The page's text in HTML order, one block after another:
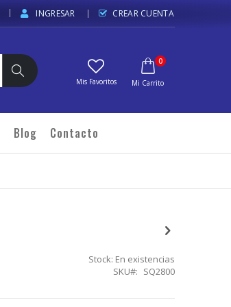
INGRESAR CREAR CUENTA
Carrito
0elementos
Blog Contacto
Stock: En existencias
SKU
SQ2800